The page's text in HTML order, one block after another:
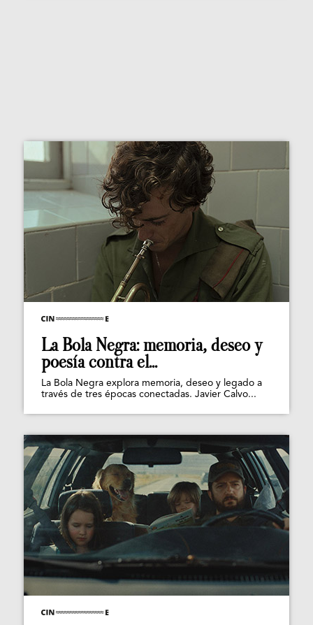
La Bola Negra: memoria, deseo y
poesía contra el...
La Bola Negra explora memoria, deseo y legado a
través de tres épocas conectadas. Javier Calvo...